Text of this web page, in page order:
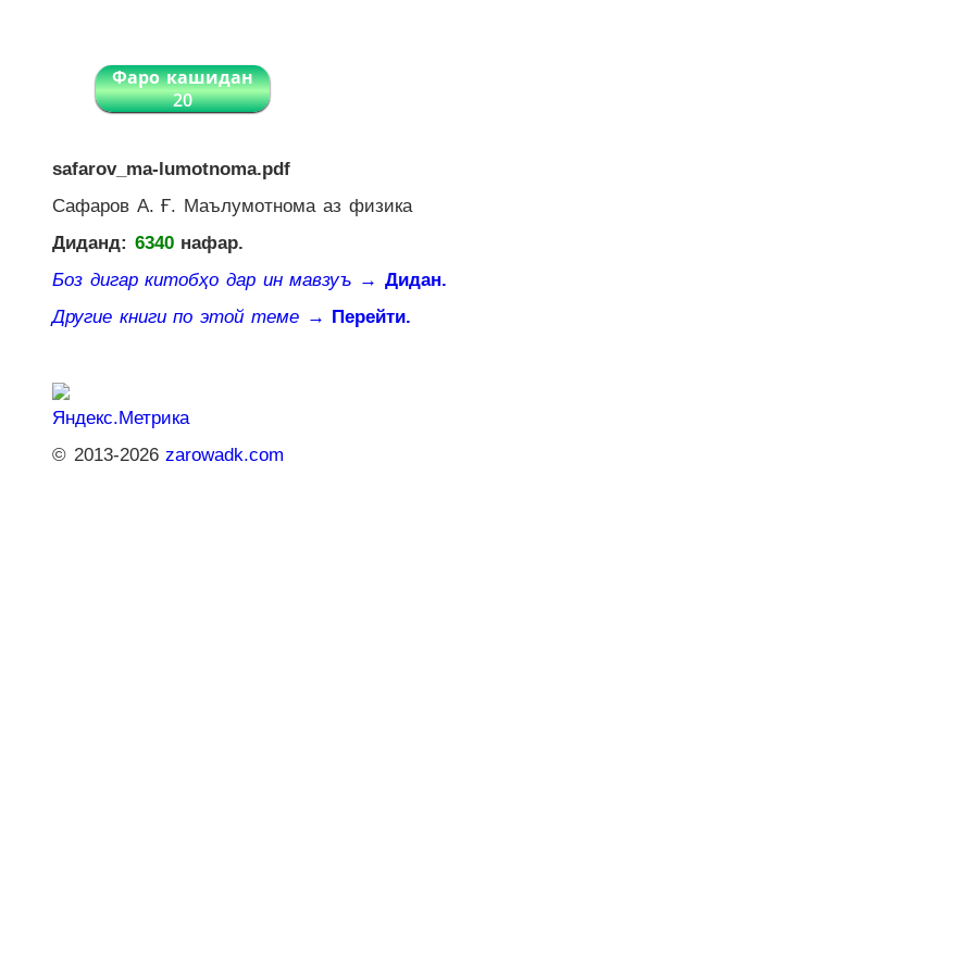
Фаро кашидан
20
safarov_ma-lumotnoma.pdf
Сафаров А. Ғ. Маълумотнома аз физика
Диданд: 6340нафар.
Боз дигар китобҳо дар ин мавзуъ → Дидан.
Другие книги по этой теме → Перейти.
© 2013-2026zarowadk.com